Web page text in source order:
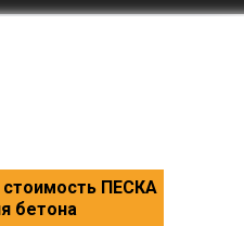
стоимость ПЕСКА
бетона